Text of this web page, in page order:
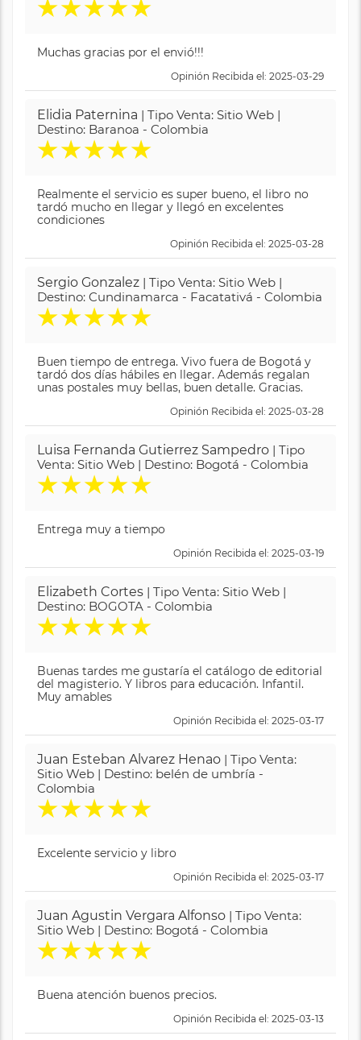
★★★★★
Muchas gracias por el envió!!!
Opinión Recibida el: 2025-03-29
Elidia Paternina | Tipo Venta: Sitio Web |
Destino: Baranoa - Colombia
★★★★★
Realmente el servicio es super bueno, el libro no
tardó mucho en llegar y llegó en excelentes
condiciones
Opinión Recibida el: 2025-03-28
Sergio Gonzalez | Tipo Venta: Sitio Web |
Destino: Cundinamarca - Facatativá - Colombia
★★★★★
Buen tiempo de entrega. Vivo fuera de Bogotá y
tardó dos días hábiles en llegar. Además regalan
unas postales muy bellas, buen detalle. Gracias.
Opinión Recibida el: 2025-03-28
Luisa Fernanda Gutierrez Sampedro | Tipo
Venta: Sitio Web | Destino: Bogotá - Colombia
★★★★★
Entrega muy a tiempo
Opinión Recibida el: 2025-03-19
Elizabeth Cortes | Tipo Venta: Sitio Web |
Destino: BOGOTA - Colombia
★★★★★
Buenas tardes me gustaría el catálogo de editorial
del magisterio. Y libros para educación. Infantil.
Muy amables
Opinión Recibida el: 2025-03-17
Juan Esteban Alvarez Henao | Tipo Venta:
Sitio Web | Destino: belén de umbría -
Colombia
★★★★★
Excelente servicio y libro
Opinión Recibida el: 2025-03-17
Juan Agustin Vergara Alfonso | Tipo Venta:
Sitio Web | Destino: Bogotá - Colombia
★★★★★
Buena atención buenos precios.
Opinión Recibida el: 2025-03-13